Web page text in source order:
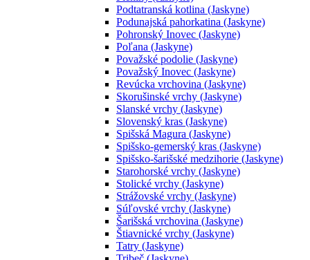
Podtatranská kotlina (Jaskyne)
Podunajská pahorkatina (Jaskyne)
Pohronský Inovec (Jaskyne)
Poľana (Jaskyne)
Považské podolie (Jaskyne)
Považský Inovec (Jaskyne)
Revúcka vrchovina (Jaskyne)
Skorušinské vrchy (Jaskyne)
Slanské vrchy (Jaskyne)
Slovenský kras (Jaskyne)
Spišská Magura (Jaskyne)
Spišsko-gemerský kras (Jaskyne)
Spišsko-šarišské medzihorie (Jaskyne)
Starohorské vrchy (Jaskyne)
Stolické vrchy (Jaskyne)
Strážovské vrchy (Jaskyne)
Súľovské vrchy (Jaskyne)
Šarišská vrchovina (Jaskyne)
Štiavnické vrchy (Jaskyne)
Tatry (Jaskyne)